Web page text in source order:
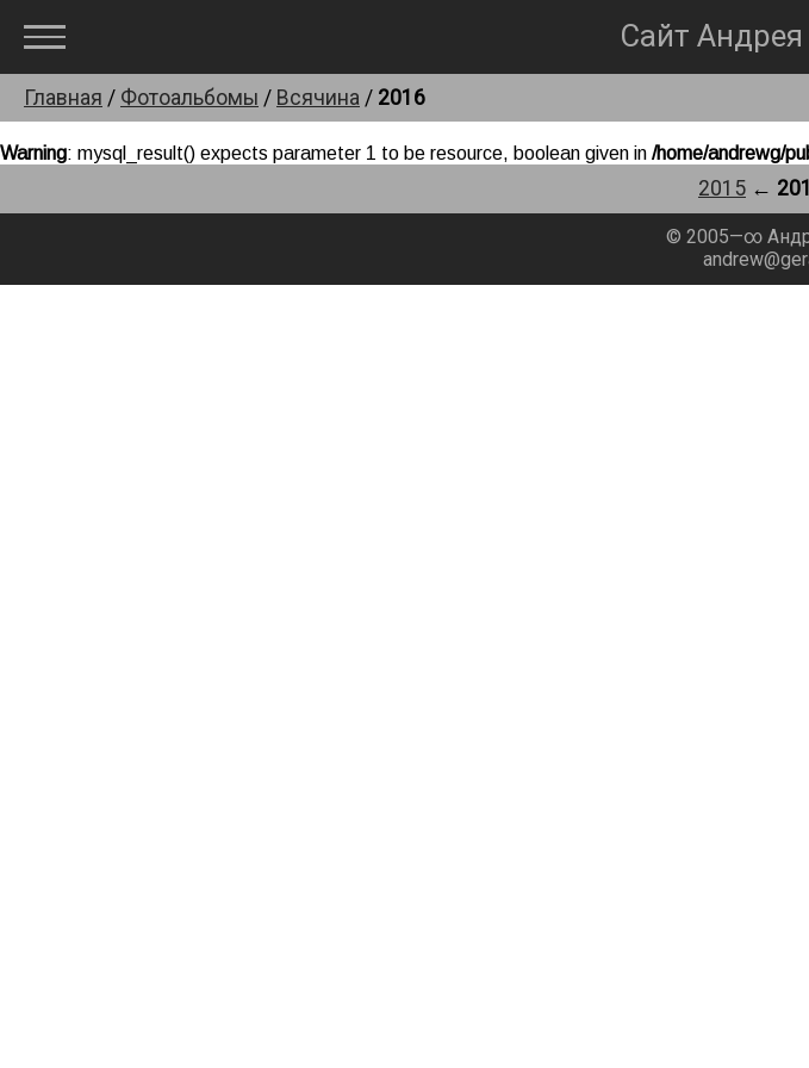
Сайт
Главная / Фотоальбомы / Всячина / 2016
Warning: mysql_result() expects parameter 1 to be resource, boolean given in /home/andrewg/
2015 ←
© 2005—∞